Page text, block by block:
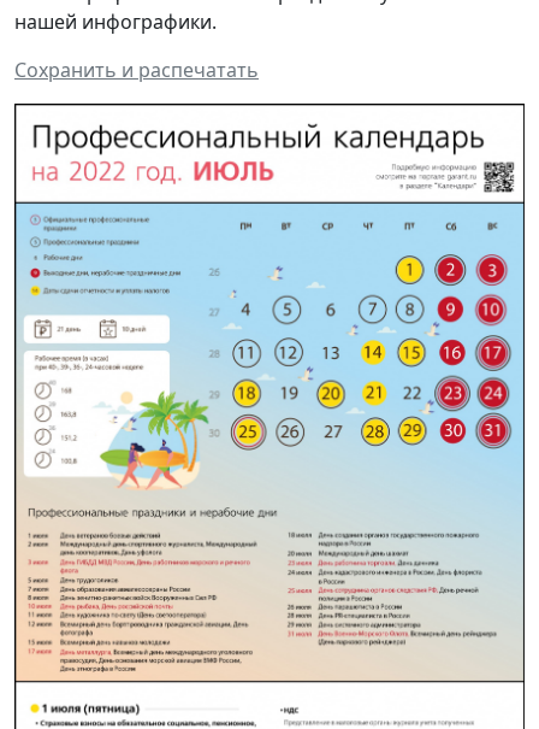
нашей инфографики.
Сохранить и распечатать